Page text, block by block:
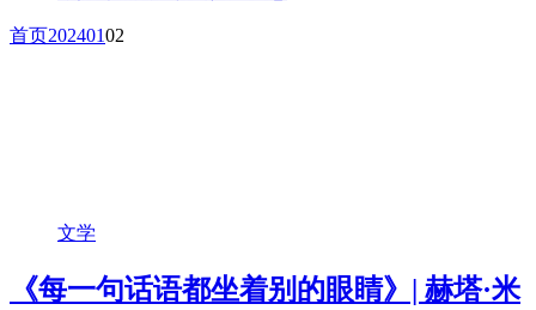
首页20240102
文学
《每一句话语都坐着别的眼睛》| 赫塔·米